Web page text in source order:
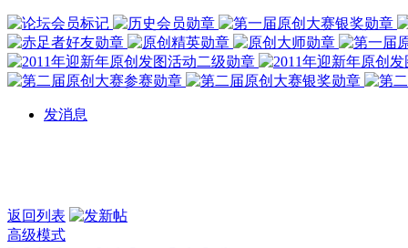
发消息
返回列表
高级模式